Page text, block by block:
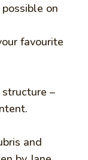
on
favourite
–
and